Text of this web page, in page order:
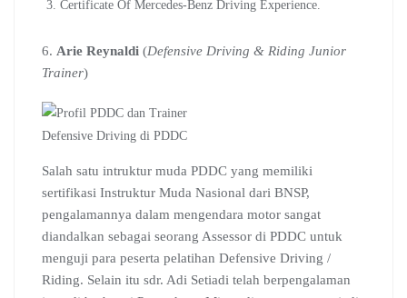
Certificate Of Mercedes-Benz Driving Experience.
6. Arie Reynaldi (Defensive Driving & Riding Junior
Trainer)
Salah satu intruktur muda PDDC yang memiliki
sertifikasi Instruktur Muda Nasional dari BNSP,
pengalamannya dalam mengendara motor sangat
diandalkan sebagai seorang Assessor di PDDC untuk
menguji para peserta pelatihan Defensive Driving /
Riding. Selain itu sdr. Adi Setiadi telah berpengalaman